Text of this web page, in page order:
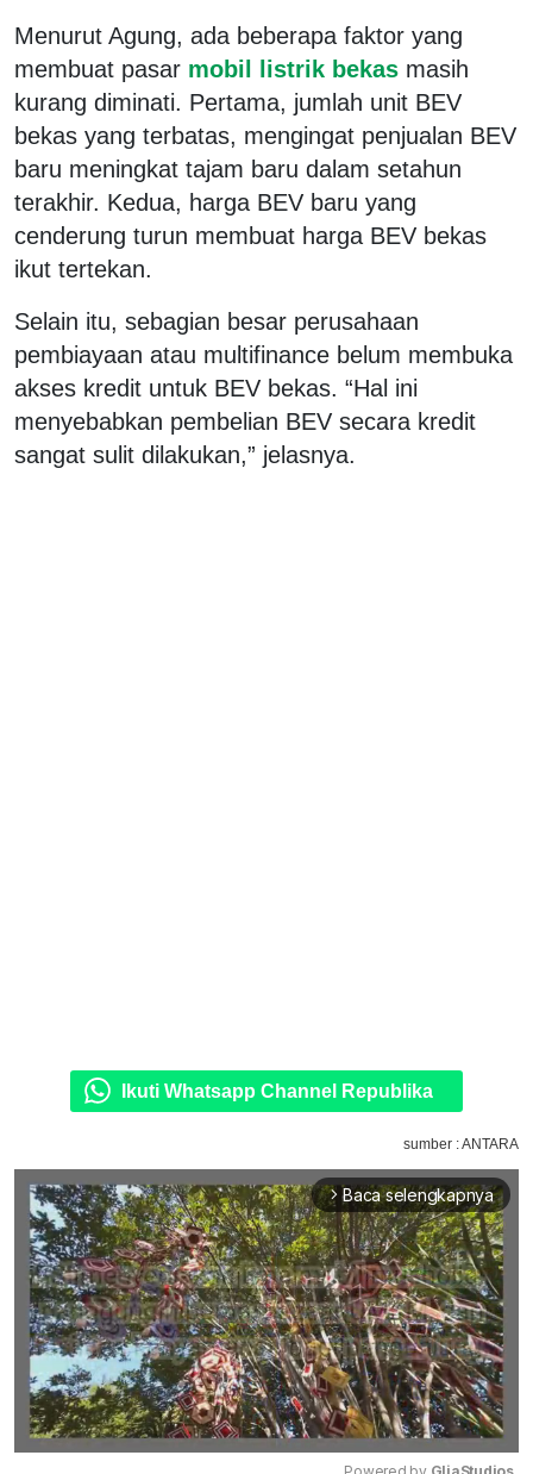
Menurut Agung, ada beberapa faktor yang
membuat pasar mobil listrik bekas masih
kurang diminati. Pertama, jumlah unit BEV
bekas yang terbatas, mengingat penjualan BEV
baru meningkat tajam baru dalam setahun
terakhir. Kedua, harga BEV baru yang
cenderung turun membuat harga BEV bekas
ikut tertekan.
Selain itu, sebagian besar perusahaan
pembiayaan atau multifinance belum membuka
akses kredit untuk BEV bekas. “Hal ini
menyebabkan pembelian BEV secara kredit
sangat sulit dilakukan,” jelasnya.
Ikuti Whatsapp Channel Republika
sumber : ANTARA
arrow_forward_ios Baca selengkapnya